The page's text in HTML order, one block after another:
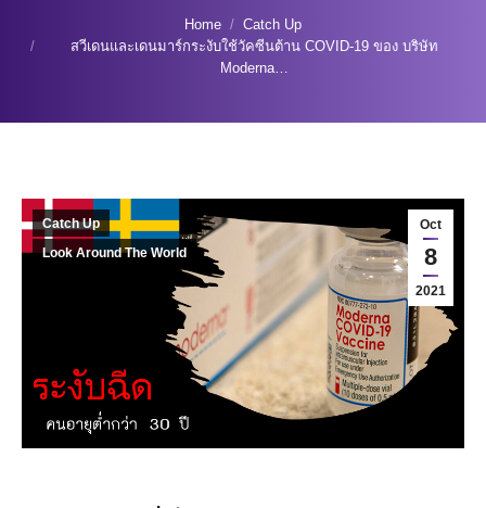
Home
Catch Up
สวีเดนและเดนมาร์กระงับใช้วัคซีนต้าน COVID-19 ของ บริษัท
Moderna…
Oct
8
2021
Catch Up
Look Around The World